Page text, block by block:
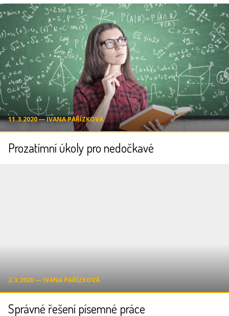
11.3.2020 ― IVANA PAŘÍZKOVÁ
Prozatímní úkoly pro nedočkavé
2.3.2020 ― IVANA PAŘÍZKOVÁ
Správné řešení písemné práce